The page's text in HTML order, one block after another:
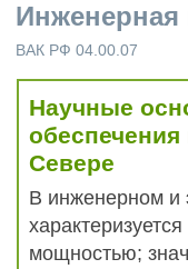
Инженерная
ВАК РФ 04.00.07
Научные
обеспечения
Севере
В инженерном и
мощностью;